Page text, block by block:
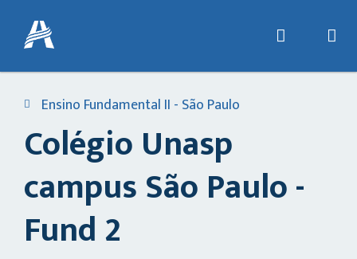
Ensino Fundamental II - São Paulo
Colégio Unasp
campus São Paulo -
Fund 2